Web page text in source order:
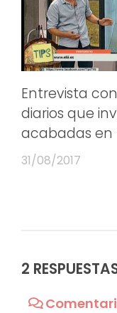
Entrevista
diarios que
acabadas en
31/08/2017
2